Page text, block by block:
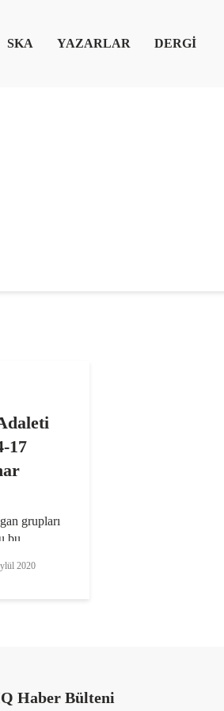
SKA YAZARLAR DERGİ
17
grupları
bu
Birleşmiş
2020
Haber Bülteni